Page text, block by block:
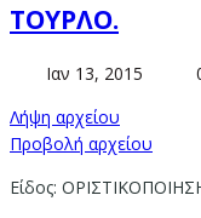
ΤΟΥΡΛΟ.
Ιαν 13, 2015
Λήψη αρχείου
Προβολή αρχείου
Είδος: